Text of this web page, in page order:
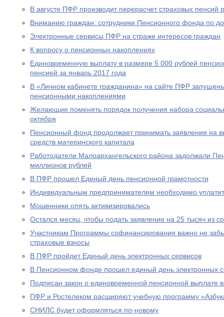
В августе ПФР производит перерасчет страховых
Вниманию граждан: сотрудники Пенсионного фонда по
Электронные сервисы ПФР на страже интересов граждан
К вопросу о пенсионных накоплениях
Единовременную выплату в размере 5 000 рублей
пенсией за январь 2017 года
В «Личном кабинете гражданина» на сайте ПФР
пенсионными накоплениями
Желающие поменять порядок получения набора
октября
Пенсионный фонд продолжает принимать заявления на
средств материнского капитала
Работодатели Малоархангельского района задолжали
миллионов рублей
В ПФР прошел Единый день пенсионной грамотности
Индивидуальным предпринимателям необходимо
Мошенники опять активизировались
Остался месяц, чтобы подать заявление на 25 тысяч из
Участникам Программы софинансирования важно не
страховые взносы
В ПФР пройдет Единый день электронных сервисов
В Пенсионном фонде прошел единый день электронных
Подписан закон о единовременной пенсионной выплате
ПФР и Ростелеком расширяют учебную программу
СНИЛС будет оформляться по-новому